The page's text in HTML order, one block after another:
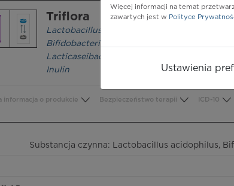
Triflora
Lactobacillus acidophilus
Bifidobacterium bifidum
Lacticaseibacillus paracasei
Inulin
Postać:kaps.
informacja o produkcie Bezpieczeństwo terapii ICD-10
Substancja czynna: Lactobacillus acidophilus,
Więcej informacji na temat
zawartych jest w Polityce
Ustawienia